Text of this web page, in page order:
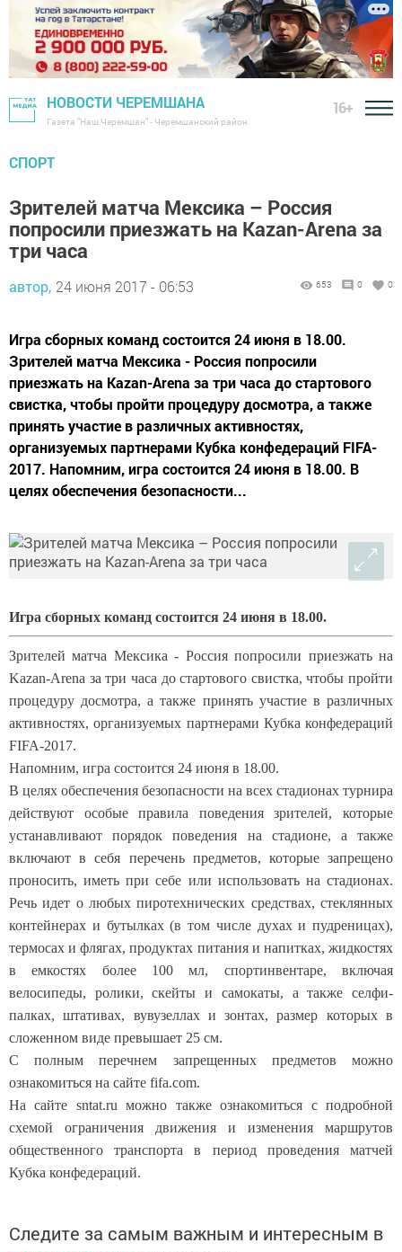
НОВОСТИ ЧЕРЕМШАНА
Газета "Наш Черемшан" - Черемшанский район
16+
СПОРТ
Зрителей матча Мексика – Россия
попросили приезжать на Kazan-Arena за
три часа
автор, 24 июня 2017 - 06:53 653 0 0
Игра сборных команд состоится 24 июня в 18.00.
Зрителей матча Мексика - Россия попросили
приезжать на Kazan-Arena за три часа до стартового
свистка, чтобы пройти процедуру досмотра, а также
принять участие в различных активностях,
организуемых партнерами Кубка конфедераций FIFA-
2017. Напомним, игра состоится 24 июня в 18.00. В
целях обеспечения безопасности...
Игра сборных команд состоится 24 июня в 18.00.
Зрителей матча Мексика - Россия попросили приезжать на
Kazan-Arena за три часа до стартового свистка, чтобы пройти
процедуру досмотра, а также принять участие в различных
активностях, организуемых партнерами Кубка конфедераций
FIFA-2017.
Напомним, игра состоится 24 июня в 18.00.
В целях обеспечения безопасности на всех стадионах турнира
действуют особые правила поведения зрителей, которые
устанавливают порядок поведения на стадионе, а также
включают в себя перечень предметов, которые запрещено
проносить, иметь при себе или использовать на стадионах.
Речь идет о любых пиротехнических средствах, стеклянных
контейнерах и бутылках (в том числе духах и пудреницах),
термосах и флягах, продуктах питания и напитках, жидкостях
в емкостях более 100 мл, спортинвентаре, включая
велосипеды, ролики, скейты и самокаты, а также селфи-
палках, штативах, вувузеллах и зонтах, размер которых в
сложенном виде превышает 25 см.
С полным перечнем запрещенных предметов можно
ознакомиться на сайте fifa.com.
На сайте sntat.ru можно также ознакомиться с подробной
схемой ограничения движения и изменения маршрутов
общественного транспорта в период проведения матчей
Кубка конфедераций.
Следите за самым важным и интересным в